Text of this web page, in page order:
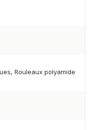
Rouleaux polyamide